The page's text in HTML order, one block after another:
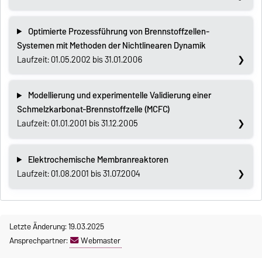
Optimierte Prozessführung von Brennstoffzellen-
Systemen mit Methoden der Nichtlinearen Dynamik
Laufzeit: 01.05.2002 bis 31.01.2006
Modellierung und experimentelle Validierung einer
Schmelzkarbonat-Brennstoffzelle (MCFC)
Laufzeit: 01.01.2001 bis 31.12.2005
Elektrochemische Membranreaktoren
Laufzeit: 01.08.2001 bis 31.07.2004
Letzte Änderung: 19.03.2025
Ansprechpartner:
Webmaster